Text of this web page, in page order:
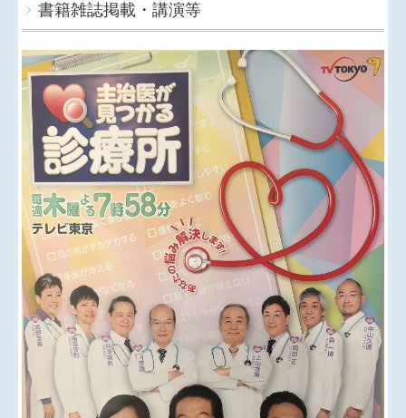
夫にする」お話を４回連続で行います。是非、お聴き
ください。
TBSラジオ「林家たい平 PLUS ON ACTIVE えがおで
元気」
放送日時 2025年8月8日、15日、22日、29日 各金曜
日（計4回）
16時50分〜59分
◆2025/3/12（水）朝日新聞朝刊の医療面Think Gender
の『患者の9割女性 増える骨粗鬆症』の記事で骨粗鬆
症の解説をしました。
◆休診のお知らせ
2025/4/24（木）から4/26（土）までリウマチ学会学術
集会（福岡市）に出席のため休診いたします。
◆
運動器領域の医学情報誌Loco Cure「『グルココル
チコイド誘発性骨粗鬆症の管理と治療のガイドライン
書籍雑誌掲載・講演等